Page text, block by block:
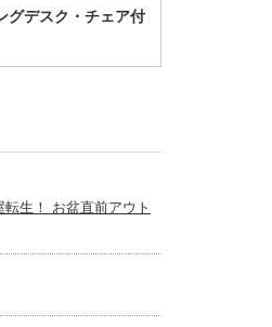
グデスク・チェア付
転生！ お盆直前アウト